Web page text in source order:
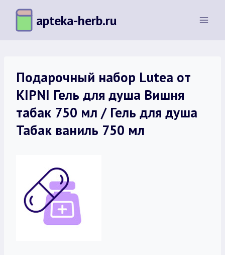
Перейти
содержимому
apteka-herb.ru
Подарочный набор Lutea от
KIPNI Гель для душа Вишня
табак 750 мл / Гель для душа
Табак ваниль 750 мл